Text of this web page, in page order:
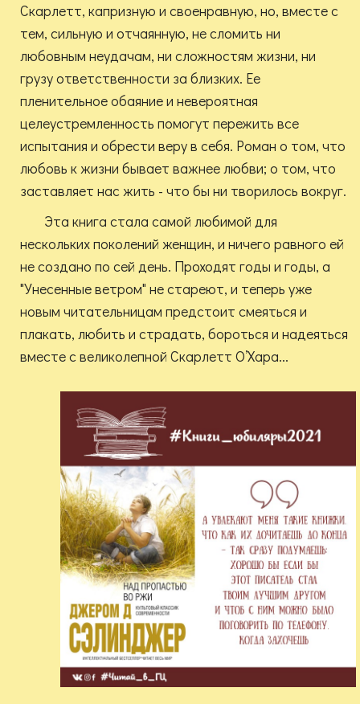
Скарлетт, капризную и своенравную, но, вместе с
тем, сильную и отчаянную, не сломить ни
любовным неудачам, ни сложностям жизни, ни
грузу ответственности за близких. Ее
пленительное обаяние и невероятная
целеустремленность помогут пережить все
испытания и обрести веру в себя. Роман о том, что
любовь к жизни бывает важнее любви; о том, что
заставляет нас жить - что бы ни творилось вокруг.
Эта книга стала самой любимой для
нескольких поколений женщин, и ничего равного ей
не создано по сей день. Проходят годы и годы, а
"Унесенные ветром" не стареют, и теперь уже
новым читательницам предстоит смеяться и
плакать, любить и страдать, бороться и надеяться
вместе с великолепной Скарлетт О’Хара...